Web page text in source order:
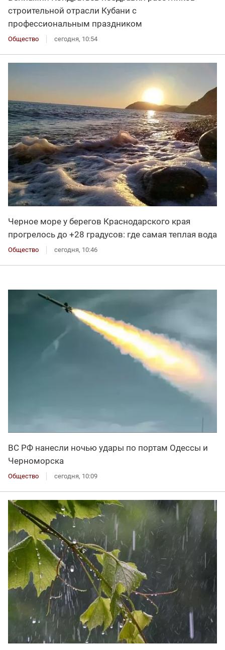
строительной отрасли Кубани с
профессиональным праздником
Общество сегодня, 10:54
Черное море у берегов Краснодарского края
прогрелось до +28 градусов: где самая теплая вода
Общество сегодня, 10:46
ВС РФ нанесли ночью удары по портам Одессы и
Черноморска
Общество сегодня, 10:09